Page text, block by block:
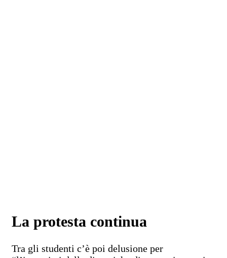
La protesta continua
Tra gli studenti c’è poi delusione per